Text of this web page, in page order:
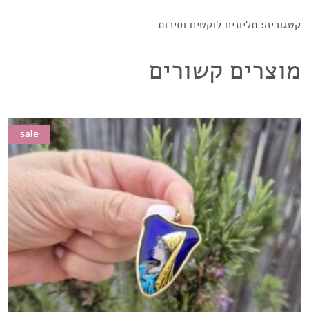
קטגוריה: תליונים לוקטים וסיכות
מוצרים קשורים
sale
sale